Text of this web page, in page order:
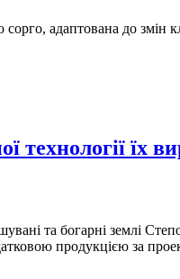
адаптована до змін
технології їх
та богарні землі
продукцією за